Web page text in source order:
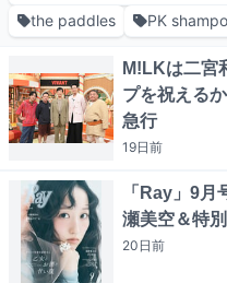
the paddles
PK
M!LKは二宮
プを祝える
急行
19日前
「Ray」9月
瀬美空＆特
20日前